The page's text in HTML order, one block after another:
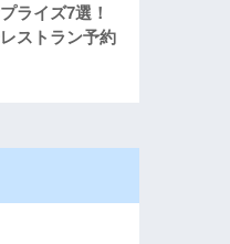
ライズ7選！
ストラン予約